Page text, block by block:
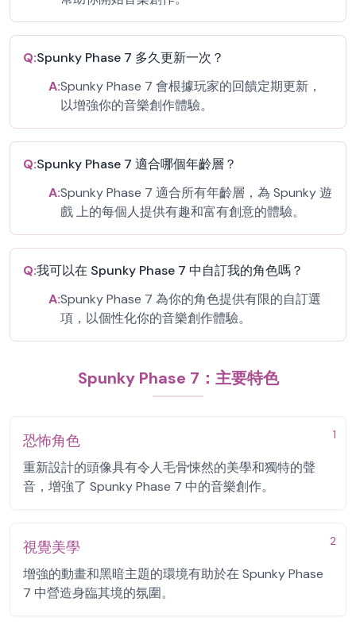
Q:Spunky Phase 7 多久更新一次？
A:Spunky Phase 7 會根據玩家的回饋定期更新，
以增強你的音樂創作體驗。
Q:Spunky Phase 7 適合哪個年齡層？
A:Spunky Phase 7 適合所有年齡層，為 Spunky 遊
戲 上的每個人提供有趣和富有創意的體驗。
Q:我可以在 Spunky Phase 7 中自訂我的角色嗎？
A:Spunky Phase 7 為你的角色提供有限的自訂選
項，以個性化你的音樂創作體驗。
Spunky Phase 7：主要特色
1
恐怖角色
重新設計的頭像具有令人毛骨悚然的美學和獨特的聲
音，增強了 Spunky Phase 7 中的音樂創作。
2
視覺美學
增強的動畫和黑暗主題的環境有助於在 Spunky Phase
7 中營造身臨其境的氛圍。